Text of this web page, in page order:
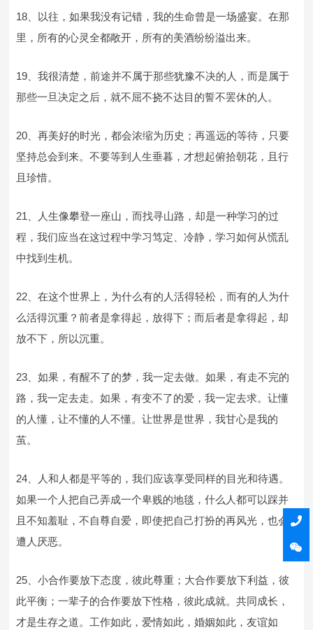
18、以往，如果我没有记错，我的生命曾是一场盛宴。在那
里，所有的心灵全都敞开，所有的美酒纷纷溢出来。
19、我很清楚，前途并不属于那些犹豫不决的人，而是属于
那些一旦决定之后，就不屈不挠不达目的誓不罢休的人。
20、再美好的时光，都会浓缩为历史；再遥远的等待，只要
坚持总会到来。不要等到人生垂暮，才想起俯拾朝花，且行
且珍惜。
21、人生像攀登一座山，而找寻山路，却是一种学习的过
程，我们应当在这过程中学习笃定、冷静，学习如何从慌乱
中找到生机。
22、在这个世界上，为什么有的人活得轻松，而有的人为什
么活得沉重？前者是拿得起，放得下；而后者是拿得起，却
放不下，所以沉重。
23、如果，有醒不了的梦，我一定去做。如果，有走不完的
路，我一定去走。如果，有变不了的爱，我一定去求。让懂
的人懂，让不懂的人不懂。让世界是世界，我甘心是我的
茧。
24、人和人都是平等的，我们应该享受同样的目光和待遇。
如果一个人把自己弄成一个卑贱的地毯，什么人都可以踩并
且不知羞耻，不自尊自爱，即使把自己打扮的再风光，也会
遭人厌恶。
25、小合作要放下态度，彼此尊重；大合作要放下利益，彼
此平衡；一辈子的合作要放下性格，彼此成就。共同成长，
才是生存之道。工作如此，爱情如此，婚姻如此，友谊如